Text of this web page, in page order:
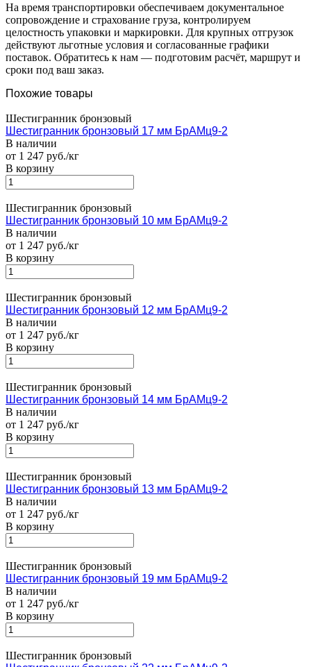
На время транспортировки обеспечиваем документальное
сопровождение и страхование груза, контролируем
целостность упаковки и маркировки. Для крупных отгрузок
действуют льготные условия и согласованные графики
поставок. Обратитесь к нам — подготовим расчёт, маршрут и
сроки под ваш заказ.
Похожие товары
Шестигранник бронзовый
Шестигранник бронзовый 17 мм БрАМц9-2
В наличии
от 1 247 руб./кг
В корзину
Шестигранник бронзовый
Шестигранник бронзовый 10 мм БрАМц9-2
В наличии
от 1 247 руб./кг
В корзину
Шестигранник бронзовый
Шестигранник бронзовый 12 мм БрАМц9-2
В наличии
от 1 247 руб./кг
В корзину
Шестигранник бронзовый
Шестигранник бронзовый 14 мм БрАМц9-2
В наличии
от 1 247 руб./кг
В корзину
Шестигранник бронзовый
Шестигранник бронзовый 13 мм БрАМц9-2
В наличии
от 1 247 руб./кг
В корзину
Шестигранник бронзовый
Шестигранник бронзовый 19 мм БрАМц9-2
В наличии
от 1 247 руб./кг
В корзину
Шестигранник бронзовый